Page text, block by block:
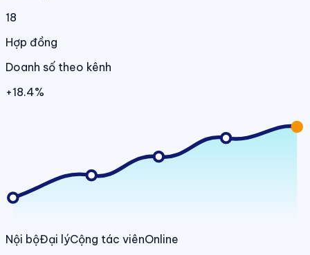
18
Hợp đồng
Doanh số theo kênh
+18.4%
Nội bộĐại lýCộng tác viênOnline